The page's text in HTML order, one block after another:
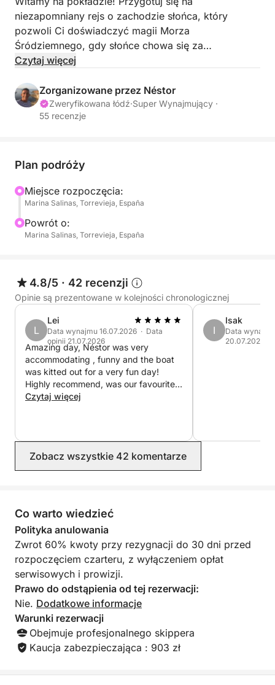
niezapomniany rejs o zachodzie słońca, który
pozwoli Ci doświadczyć magii Morza
Śródziemnego, gdy słońce chowa się za
horyzontem.
Ten rejs o zachodzie słońca to wyjątkowa okazja,
aby się zrelaksować, cieszyć się spokojnymi
wodami i podziwiać zapierające dech w piersiach
specjalną okazję, czy po prostu chcesz uciec na
cieszyć się spokojnym pięknem morza o zachodzie
słońca.
W cenie:
sternik, który będzie Cię prowadził podczas rejsu i
zadba o Twój komfort przez cały rejs.
- Udogodnienia na pokładzie: Przestronny pokład z
zacienionymi miejscami, miejscami do siedzenia i
leżakami.
- SUP do pływania o zachodzie słońca.
obserwować, jak niebo powoli zmienia się w żywe
barwy, tworząc idealną scenerię do relaksu i
refleksji.
sposób na zakończenie dnia. Wejdź na pokład, weź
ręcznik i krem do opalania i daj się ponieść
spokojowi morza aż do zmierzchu.
Zarezerwuj swoją przygodę o zachodzie słońca już
teraz i poznaj Morze Śródziemne jak nigdy dotąd!
Czekamy na Ciebie na pokładzie.
------------------------------
-------------------------------
końcowe i paliwo.
Czytaj więcej
Zorganizowane przez Néstor
Zweryfikowana łódź·Super Wynajmujący ·
55 recenzje
Plan podróży
Miejsce rozpoczęcia:
Marina Salinas, Torrevieja, España
Powrót o:
Marina Salinas, Torrevieja, España
4.8/5 · 42 recenzji
Opinie są prezentowane w kolejności chronologicznej
L
Lei
Data wynajmu 16.07.2026 · Data
opinii 21.07.2026
Amazing day, Néstor was very
accommodating , funny and the boat
was kitted out for a very fun day!
Highly recommend, was our favourite
day of our holiday
Czytaj więcej
I
Isak
Data
20.07.2026
Zobacz wszystkie 42 komentarze
Co warto wiedzieć
Polityka anulowania
Zwrot 60% kwoty przy rezygnacji do 30 dni przed
rozpoczęciem czarteru, z wyłączeniem opłat
serwisowych i prowizji.
Prawo do odstąpienia od tej rezerwacji:
Nie. Dodatkowe informacje
Warunki rezerwacji
Obejmuje profesjonalnego skippera
Kaucja zabezpieczająca : 903 zł